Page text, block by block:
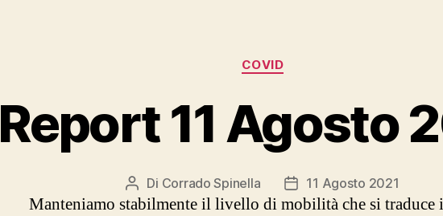
Categorie
COVID
Report 11 Agosto
Autore
articolo
Di Corrado Spinella
Data
dell'articolo
11 Agosto 2021
Manteniamo stabilmente il livello di mobilità che si traduce